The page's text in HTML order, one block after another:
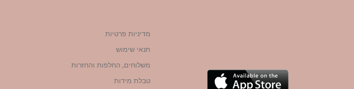
מדיניות פרטיות
תנאי שימוש
משלוחים, החלפות והחזרות
טבלת מידות